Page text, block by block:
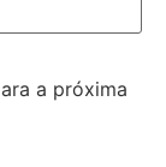
a próxima